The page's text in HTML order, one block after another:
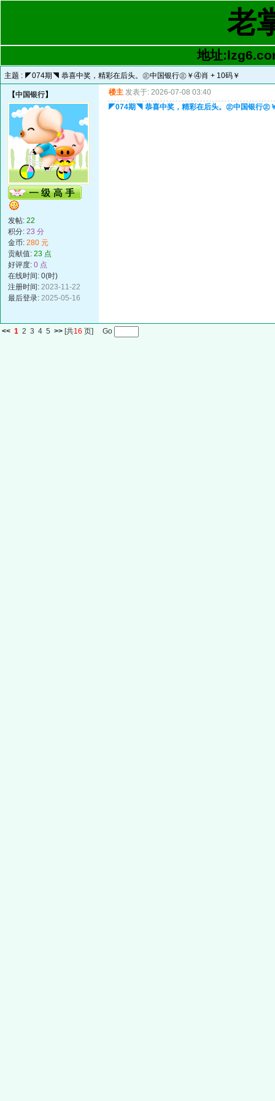
老
地址
主题 : ◤074期◥ 恭喜中奖，精彩在后头。㊣中国银行㊣￥④肖 + 10码￥
【中国银行】
发帖: 22
积分: 23 分
金币: 280 元
贡献值: 23 点
好评度: 0 点
在线时间: 0(时)
注册时间: 2023-11-22
最后登录: 2025-05-16
楼主 发表于: 2026-07-08 03:40
◤074期◥ 恭喜中奖，精彩在后头。㊣中国银行㊣
<< 1 2 3 4 5 >> [共16 页] Go